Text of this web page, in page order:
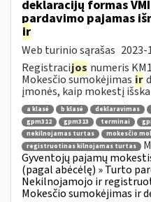
deklaracijų formas
pardavimo pajamas
ir
Web turinio sąrašas 2023-
Registracijos numeris
Mokesčio sumokėjimas ir
įmonės, kaip mokestį
a klasė b klasė deklaravimas
gpm312
gpm313 terminai
nekilnojamas turtas
mokesčio
registruotinas kilnojamas turtas
Gyventojų pajamų
(pagal abėcėlę) » Turto
Nekilnojamojo ir
Mokesčio sumokėjimas ir